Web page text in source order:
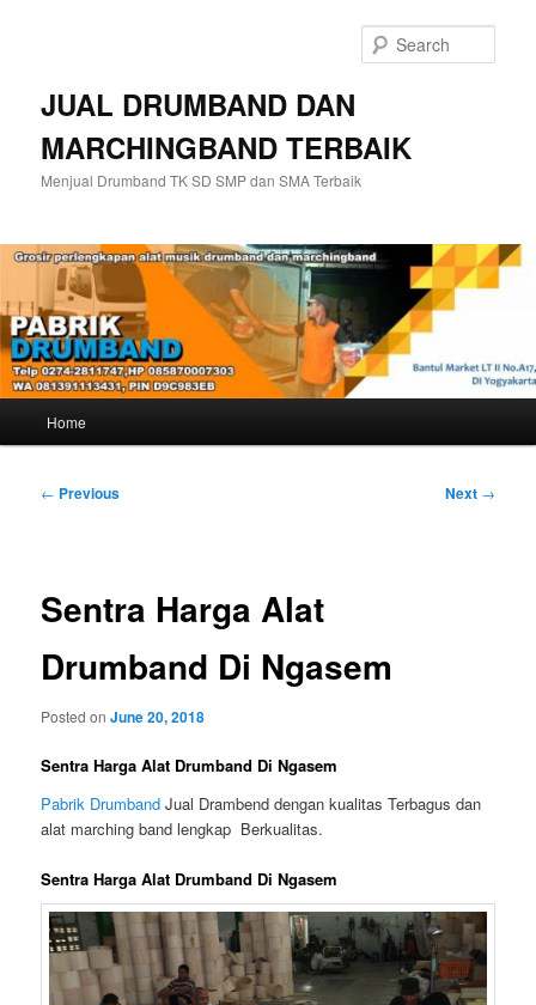
JUAL DRUMBAND DAN
MARCHINGBAND TERBAIK
Menjual Drumband TK SD SMP dan SMA Terbaik
Home
Post
← Previous Next →
Sentra Harga Alat
Drumband Di Ngasem
Posted onJune 20, 2018
Sentra Harga Alat Drumband Di Ngasem
Pabrik Drumband Jual Drambend dengan kualitas Terbagus dan
alat marching band lengkap Berkualitas.
Sentra Harga Alat Drumband Di Ngasem